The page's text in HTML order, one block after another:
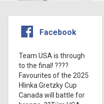
Facebook
Team USA is through
to the final! ????
Favourites of the 2025
Hlinka Gretzky Cup
Canada will battle for